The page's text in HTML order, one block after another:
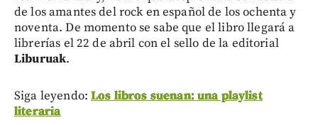
de los amantes del rock en español de los ochenta y
noventa. De momento se sabe que el libro llegará a
librerías el 22 de abril con el sello de la editorial
Liburuak.
Siga leyendo:Los libros suenan: una playlist
literaria